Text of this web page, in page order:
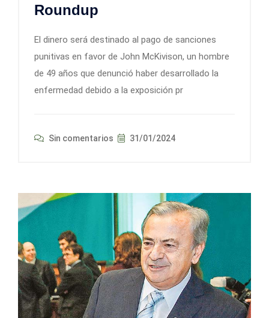
Roundup
El dinero será destinado al pago de sanciones
punitivas en favor de John McKivison, un hombre
de 49 años que denunció haber desarrollado la
enfermedad debido a la exposición pr
Sin comentarios 31/01/2024